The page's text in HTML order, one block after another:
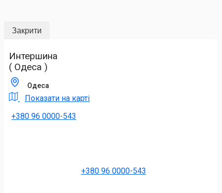
Закрити
Интершина
( Одеса )
Одеса
Показати на карті
+380 96 0000-543
+380 96 0000-543